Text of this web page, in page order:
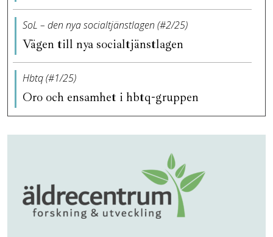
SoL – den nya socialtjänstlagen (#2/25)
Vägen till nya socialtjänstlagen
Hbtq (#1/25)
Oro och ensamhet i hbtq-gruppen